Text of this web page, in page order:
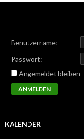
Benutzername:
Passwort:
Angemeldet bleiben
ANMELDEN
KALENDER